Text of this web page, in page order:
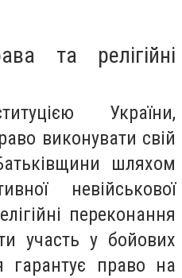
та релігійні
України,
виконувати свій
шляхом
невійськової
переконання
участь у бойових
гарантує право на